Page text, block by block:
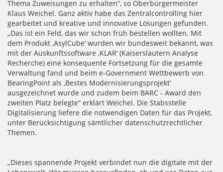
Thema Zuweisungen zu erhalten“, so Oberbürgermeister
Klaus Weichel. Ganz aktiv habe das Zentralcontrolling hier
gearbeitet und kreative und innovative Lösungen gefunden.
„Das ist ein Feld, das wir schon früh bestellen wollten. Mit
dem Produkt ‚AsylCube‘ wurden wir bundesweit bekannt, was
mit der Auskunftssoftware ‚KLAR‘ (Kaiserslautern Analyse
Recherche) eine konsequente Fortsetzung für die gesamte
Verwaltung fand und beim e-Government Wettbewerb von
BearingPoint als ‚Bestes Modernisierungsprojekt‘
ausgezeichnet wurde und zudem beim BARC - Award den
zweiten Platz belegte“ erklärt Weichel. Die Stabsstelle
Digitalisierung liefere die notwendigen Daten für das Projekt,
unter Berücksichtigung sämtlicher datenschutzrechtlicher
Themen.
„Dieses spannende Projekt verbindet nun die digitale mit der